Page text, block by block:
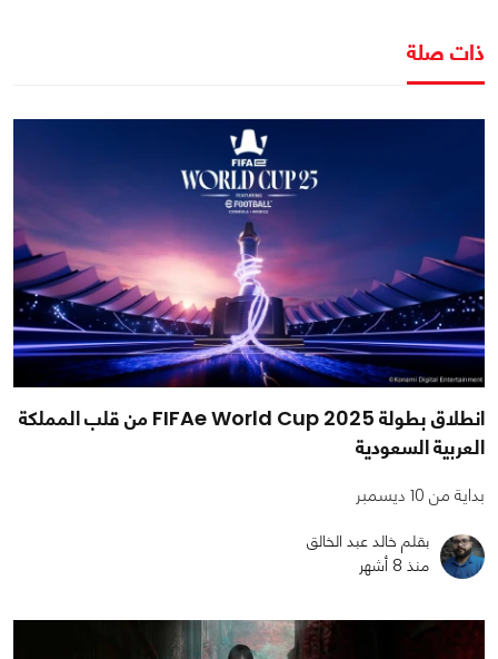
ذات صلة
انطلاق بطولة FIFAe World Cup 2025 من قلب المملكة
العربية السعودية
بداية من 10 ديسمبر
بقلم خالد عبد الخالق
منذ 8 أشهر